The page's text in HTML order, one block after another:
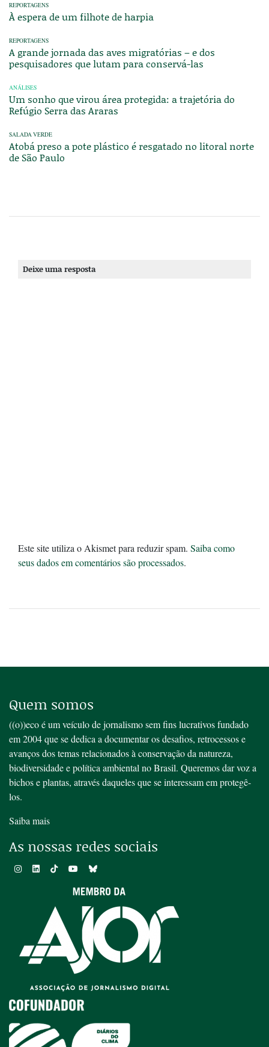
REPORTAGENS
À espera de um filhote de harpia
REPORTAGENS
A grande jornada das aves migratórias – e dos
pesquisadores que lutam para conservá-las
ANÁLISES
Um sonho que virou área protegida: a trajetória do
Refúgio Serra das Araras
SALADA VERDE
Atobá preso a pote plástico é resgatado no litoral norte
de São Paulo
Deixe uma resposta
Este site utiliza o Akismet para reduzir spam. Saiba como
seus dados em comentários são processados.
Quem somos
((o))eco é um veículo de jornalismo sem fins lucrativos fundado
em 2004 que se dedica a documentar os desafios, retrocessos e
avanços dos temas relacionados à conservação da natureza,
biodiversidade e política ambiental no Brasil. Queremos dar voz a
bichos e plantas, através daqueles que se interessam em protegê-
los.
Saiba mais
As nossas redes sociais